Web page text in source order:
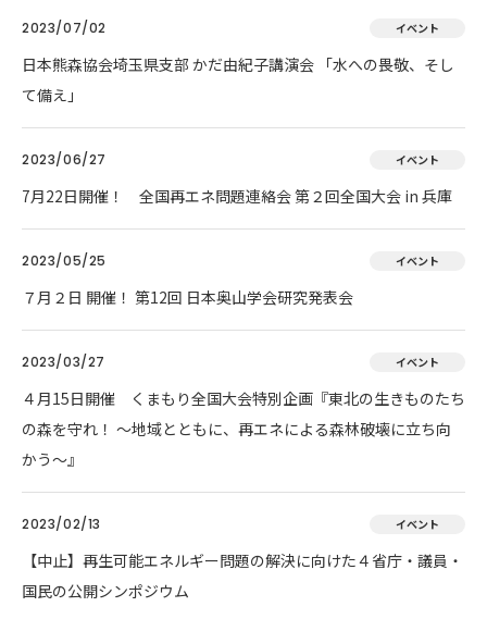
2023/07/02 イベント
日本熊森協会埼玉県支部 かだ由紀子講演会 「水への畏敬、そし
て備え」
2023/06/27 イベント
7月22日開催！ 全国再エネ問題連絡会 第２回全国大会 in 兵庫
2023/05/25 イベント
７月２日 開催！ 第12回 日本奥山学会研究発表会
2023/03/27 イベント
４月15日開催 くまもり全国大会特別企画『東北の生きものたち
の森を守れ！ 〜地域とともに、再エネによる森林破壊に立ち向
かう〜』
2023/02/13 イベント
【中止】再生可能エネルギー問題の解決に向けた４省庁・議員・
国民の公開シンポジウム